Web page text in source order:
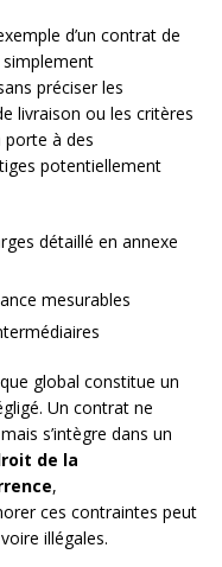
d’un contrat de
préciser les
livraison ou les critères
porte à des
potentiellement
détaillé en annexe
mesurables
global constitue un
Un contrat ne
s’intègre dans un
de la
,
ces contraintes peut
illégales.